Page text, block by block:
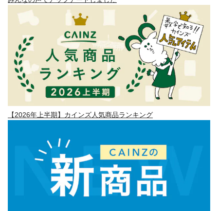
【2026年上半期】カインズ人気商品ランキング